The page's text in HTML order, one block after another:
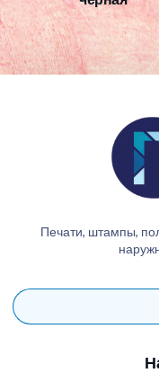
Печати, штампы,